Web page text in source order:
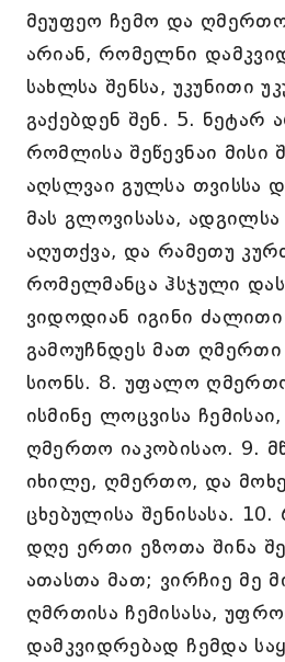
მეუფეო ჩემო და
არიან, რომელნი
სახლსა შენსა, უკუნითი
გაქებდენ შენ. 5. ნეტარ
რომლისა შეწევნაი მისი
აღსლვაი გულსა თვისსა
მას გლოვისასა,
აღუთქვა, და რამეთუ
რომელმანცა ჰსჯული
ვიდოდიან იგინი
გამოუჩნდეს მათ
სიონს. 8. უფალო
ისმინე ლოცვისა
ღმერთო იაკობისაო. 9.
იხილე, ღმერთო, და
ცხებულისა შენისასა.
დღე ერთი ეზოთა შინა
ათასთა მათ; ვირჩიე მე
ღმრთისა ჩემისასა,
დამკვიდრებად ჩემდა